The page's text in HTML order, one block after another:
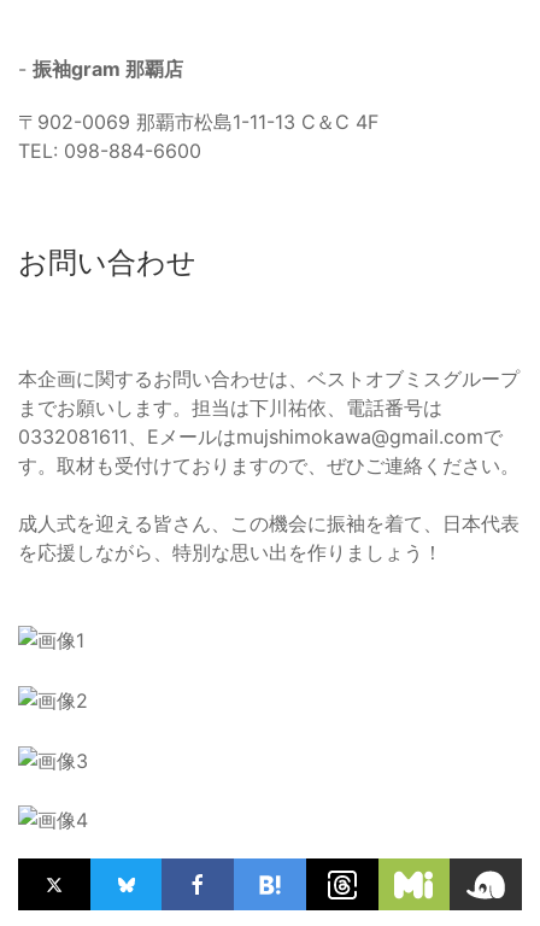
- 振袖gram 那覇店
〒902-0069 那覇市松島1-11-13 C＆C 4F
TEL: 098-884-6600
お問い合わせ
本企画に関するお問い合わせは、ベストオブミスグループ
までお願いします。担当は下川祐依、電話番号は
0332081611、Eメールはmujshimokawa@gmail.comで
す。取材も受付けておりますので、ぜひご連絡ください。
成人式を迎える皆さん、この機会に振袖を着て、日本代表
を応援しながら、特別な思い出を作りましょう！